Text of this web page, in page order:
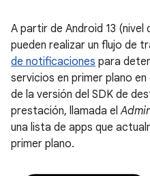
A partir de Android 13 (nivel
pueden realizar un flujo de
de notificaciones para
servicios en primer plano
de la versión del SDK de
prestación, llamada el
una lista de apps que
primer plano.